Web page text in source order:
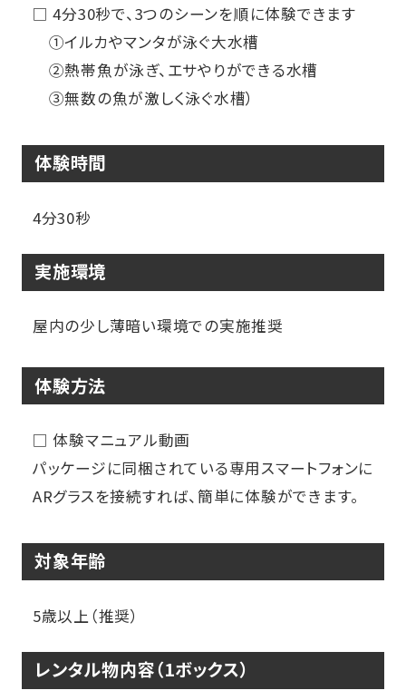
□ 4分30秒で、3つのシーンを順に体験できます
①イルカやマンタが泳ぐ大水槽
②熱帯魚が泳ぎ、エサやりができる水槽
③無数の魚が激しく泳ぐ水槽）
体験時間
4分30秒
実施環境
屋内の少し薄暗い環境での実施推奨
体験方法
□ 体験マニュアル動画
パッケージに同梱されている専用スマートフォンに
ARグラスを接続すれば、簡単に体験ができます。
対象年齢
5歳以上（推奨）
レンタル物内容（1ボックス）